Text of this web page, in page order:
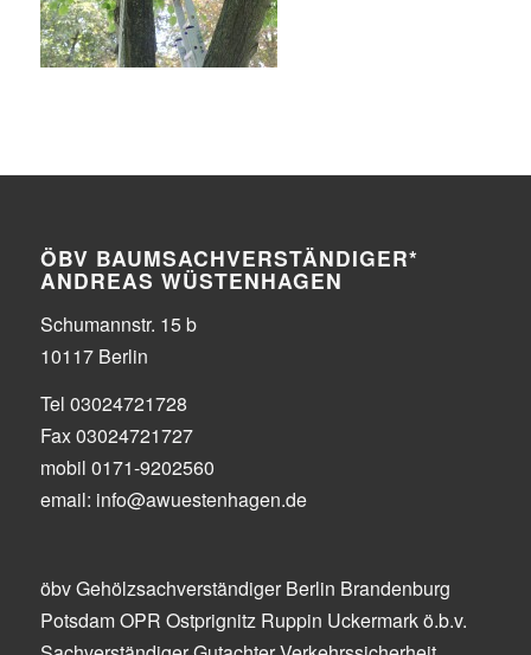
ÖBV BAUMSACHVERSTÄNDIGER*
ANDREAS WÜSTENHAGEN
Schumannstr. 15 b
10117 Berlin
Tel 03024721728
Fax 03024721727
mobil 0171-9202560
email: info@awuestenhagen.de
öbv Gehölzsachverständiger Berlin Brandenburg
Potsdam OPR Ostprignitz Ruppin Uckermark ö.b.v.